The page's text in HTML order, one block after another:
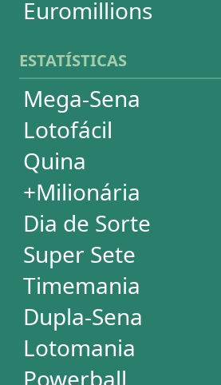
Mega-Sena
Lotofácil
Quina
+Milionária
Dia de Sorte
Timemania
Dupla-Sena
Lotomania
Super Sete
PowerBall
Mega Millions
EuroMillions